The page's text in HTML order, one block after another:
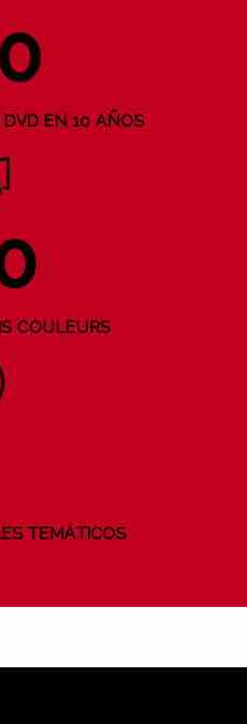
EN 10 AÑOS
COULEURS
TEMÁTICOS